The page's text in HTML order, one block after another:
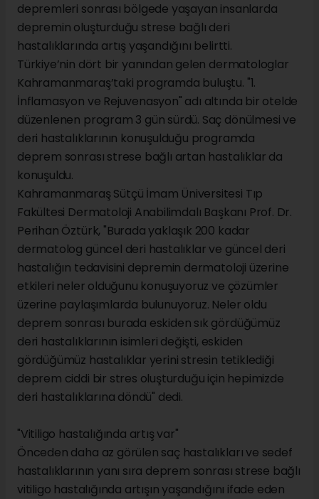
depremleri sonrası bölgede yaşayan insanlarda
depremin oluşturduğu strese bağlı deri
hastalıklarında artış yaşandığını belirtti.
Türkiye’nin dört bir yanından gelen dermatologlar
Kahramanmaraş’taki programda buluştu. "1.
İnflamasyon ve Rejuvenasyon" adı altında bir otelde
düzenlenen program 3 gün sürdü. Saç dönülmesi ve
deri hastalıklarının konuşulduğu programda
deprem sonrası strese bağlı artan hastalıklar da
konuşuldu.
Kahramanmaraş Sütçü İmam Üniversitesi Tıp
Fakültesi Dermatoloji Anabilimdalı Başkanı Prof. Dr.
Perihan Öztürk, "Burada yaklaşık 200 kadar
dermatolog güncel deri hastalıklar ve güncel deri
hastalığın tedavisini depremin dermatoloji üzerine
etkileri neler olduğunu konuşuyoruz ve çözümler
üzerine paylaşımlarda bulunuyoruz. Neler oldu
deprem sonrası burada eskiden sık gördüğümüz
deri hastalıklarının isimleri değişti, eskiden
gördüğümüz hastalıklar yerini stresin tetiklediği
deprem ciddi bir stres oluşturduğu için hepimizde
deri hastalıklarına döndü" dedi.
"Vitiligo hastalığında artış var"
Önceden daha az görülen saç hastalıkları ve sedef
hastalıklarının yanı sıra deprem sonrası strese bağlı
vitiligo hastalığında artışın yaşandığını ifade eden